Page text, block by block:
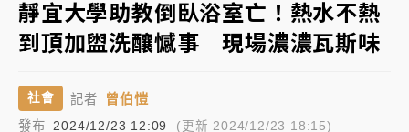
周六起展出延長至晚上7時
台東農業處長涉圖利渡假村！東檢抗告成功 今重開羈
父親節泡湯了！中颱白海豚雨彈轟3天 「紅到發紫」降
靜宜大學助教倒臥浴室亡！熱水不熱
到頂加盥洗釀憾事 現場濃濃瓦斯味
社會 記者 曾伯愷
發布 2024/12/23 12:09 (更新 2024/12/23 18:15)